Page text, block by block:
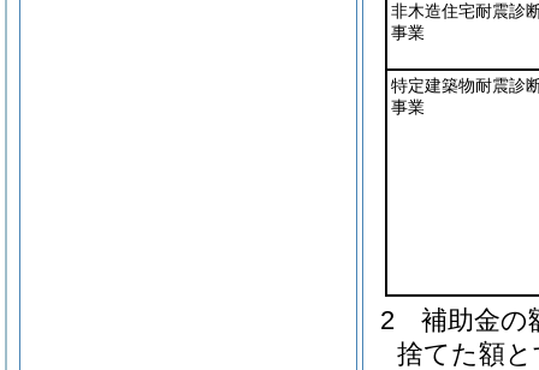
非木造住宅耐震診
事業
特定建築物耐震診
事業
2
補助金の
捨てた額